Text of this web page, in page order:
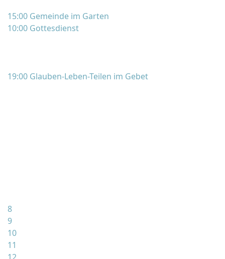
15:00 Gemeinde im Garten
10:00 Gottesdienst
19:00 Glauben-Leben-Teilen im Gebet
8
9
10
11